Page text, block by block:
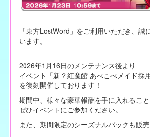
「東方LostWord」をご利用いただき、誠
います。
2026年1月16日のメンテナンス後より
イベント「新？紅魔館 あべこべメイド採
を復刻開催しております！
期間中、様々な豪華報酬を手に入れること
ぜひイベントにご参加ください。
また、期間限定のシーズナルパックも販売